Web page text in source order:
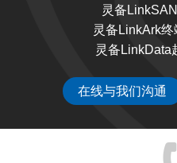
灵备
灵备LinkArk
灵备LinkData
在线与我们沟通